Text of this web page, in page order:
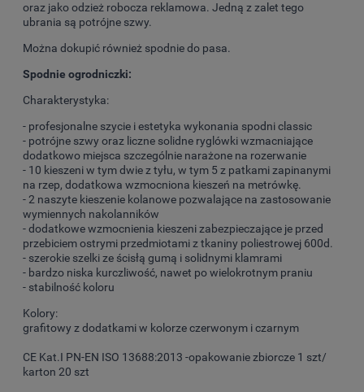
oraz jako odzież robocza reklamowa. Jedną z zalet tego
ubrania są potrójne szwy.
Można dokupić również spodnie do pasa.
Spodnie ogrodniczki:
Charakterystyka:
- profesjonalne szycie i estetyka wykonania spodni classic
- potrójne szwy oraz liczne solidne ryglówki wzmacniające
dodatkowo miejsca szczególnie narażone na rozerwanie
- 10 kieszeni w tym dwie z tyłu, w tym 5 z patkami zapinanymi
na rzep, dodatkowa wzmocniona kieszeń na metrówkę.
- 2 naszyte kieszenie kolanowe pozwalające na zastosowanie
wymiennych nakolanników
- dodatkowe wzmocnienia kieszeni zabezpieczające je przed
przebiciem ostrymi przedmiotami z tkaniny poliestrowej 600d.
- szerokie szelki ze ścisłą gumą i solidnymi klamrami
- bardzo niska kurczliwość, nawet po wielokrotnym praniu
- stabilność koloru
Kolory:
grafitowy z dodatkami w kolorze czerwonym i czarnym
CE Kat.I PN-EN ISO 13688:2013 -opakowanie zbiorcze 1 szt/
karton 20 szt